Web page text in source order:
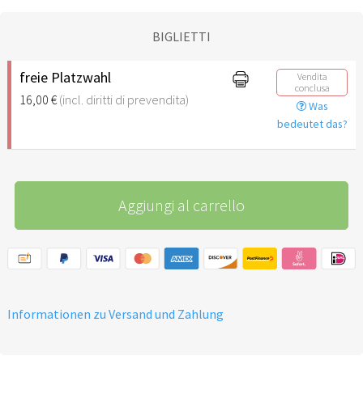
BIGLIETTI
freie Platzwahl
16,00 €(incl. diritti di prevendita)
Vendita
conclusa
Was
bedeutet das?
Aggiungi al carrello
Informationen zu Versand und Zahlung